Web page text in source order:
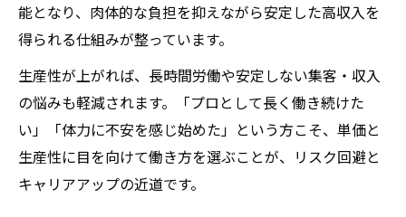
能となり、肉体的な負担を抑えながら安定した高収入を
得られる仕組みが整っています。
生産性が上がれば、長時間労働や安定しない集客・収入
の悩みも軽減されます。「プロとして長く働き続けた
い」「体力に不安を感じ始めた」という方こそ、単価と
生産性に目を向けて働き方を選ぶことが、リスク回避と
キャリアアップの近道です。